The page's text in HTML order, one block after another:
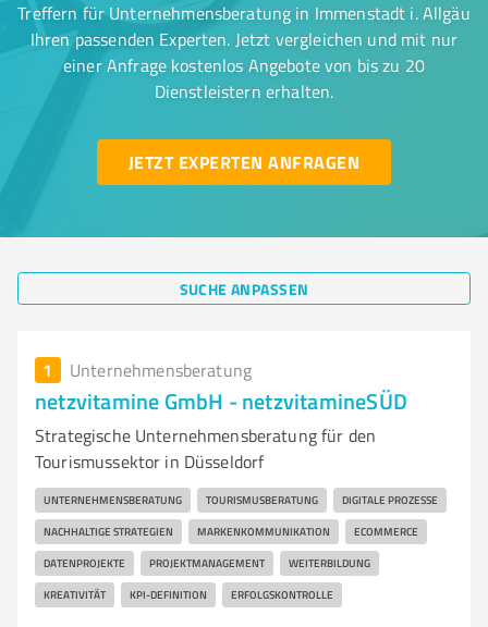
Treffern für Unternehmensberatung in Immenstadt i. Allgäu
Ihren passenden Experten. Jetzt vergleichen und mit nur
einer Anfrage kostenlos Angebote von bis zu 20
Dienstleistern erhalten.
JETZT EXPERTEN ANFRAGEN
SUCHE ANPASSEN
1 Unternehmensberatung
netzvitamine GmbH - netzvitamineSÜD
Strategische Unternehmensberatung für den
Tourismussektor in Düsseldorf
UNTERNEHMENSBERATUNG TOURISMUSBERATUNG DIGITALE PROZESSE
NACHHALTIGE STRATEGIEN MARKENKOMMUNIKATION ECOMMERCE
DATENPROJEKTE PROJEKTMANAGEMENT WEITERBILDUNG
KREATIVITÄT KPI-DEFINITION ERFOLGSKONTROLLE